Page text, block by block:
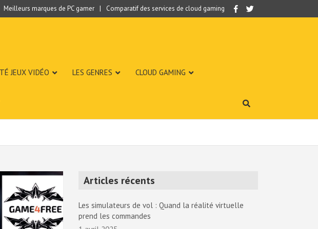
Meilleurs marques de PC gamer Comparatif des services de cloud gaming
JEUX VIDÉO LES GENRES CLOUD GAMING
Articles récents
Les simulateurs de vol : Quand la réalité virtuelle
prend les commandes